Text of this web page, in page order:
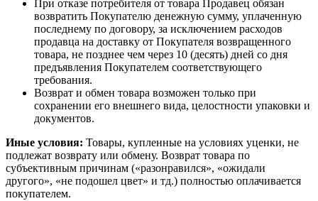
При отказе потребителя от товара Продавец обязан
возвратить Покупателю денежную сумму, уплаченную
последнему по договору, за исключением расходов
продавца на доставку от Покупателя возвращенного
товара, не позднее чем через 10 (десять) дней со дня
предъявления Покупателем соответствующего
требования.
Возврат и обмен товара возможен только при
сохранении его внешнего вида, целостности упаковки и
документов.
Иные условия: Товары, купленные на условиях уценки, не
подлежат возврату или обмену. Возврат товара по
субъективным причинам («разонравился», «ожидали
другого», «не подошел цвет» и тд.) полностью оплачивается
покупателем.